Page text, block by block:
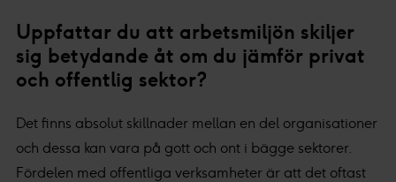
Uppfattar du att arbetsmiljön skiljer
sig betydande åt om du jämför privat
och offentlig sektor?
Det finns absolut skillnader mellan en del organisationer
och dessa kan vara på gott och ont i bägge sektorer.
Fördelen med offentliga verksamheter är att det oftast